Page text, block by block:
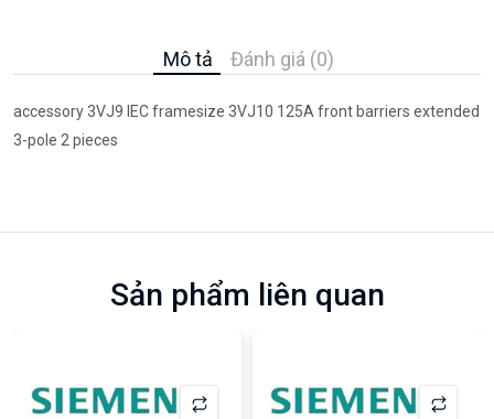
Mô tả Đánh giá (0)
accessory 3VJ9 IEC framesize 3VJ10 125A front barriers extended
3-pole 2 pieces
Sản phẩm liên quan